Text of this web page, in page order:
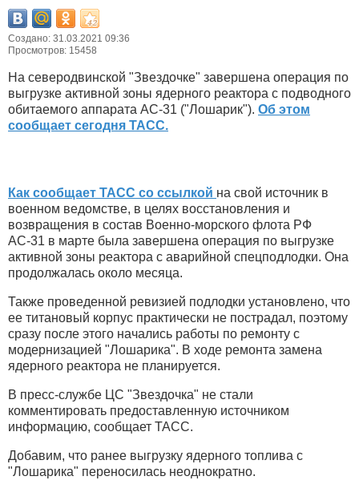
Создано: 31.03.2021 09:36
Просмотров: 15458
На северодвинской "Звездочке" завершена операция по
выгрузке активной зоны ядерного реактора с подводного
обитаемого аппарата АС-31 ("Лошарик"). Об этом
сообщает сегодня ТАСС.
Как сообщает ТАСС со ссылкой на свой источник в
военном ведомстве, в целях восстановления и
возвращения в состав Военно-морского флота РФ
АС-31 в марте была завершена операция по выгрузке
активной зоны реактора с аварийной спецподлодки. Она
продолжалась около месяца.
Также проведенной ревизией подлодки установлено, что
ее титановый корпус практически не пострадал, поэтому
сразу после этого начались работы по ремонту с
модернизацией "Лошарика". В ходе ремонта замена
ядерного реактора не планируется.
В пресс-службе ЦС "Звездочка" не стали
комментировать предоставленную источником
информацию, сообщает ТАСС.
Добавим, что ранее выгрузку ядерного топлива с
"Лошарика" переносилась неоднократно.